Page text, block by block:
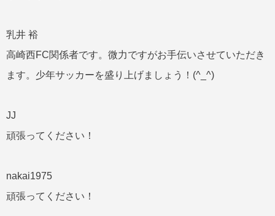
乳井 裕
高崎西FC関係者です。微力ですがお手伝いさせていただき
ます。少年サッカーを盛り上げましょう！(^_^)
JJ
頑張ってください！
nakai1975
頑張ってください！